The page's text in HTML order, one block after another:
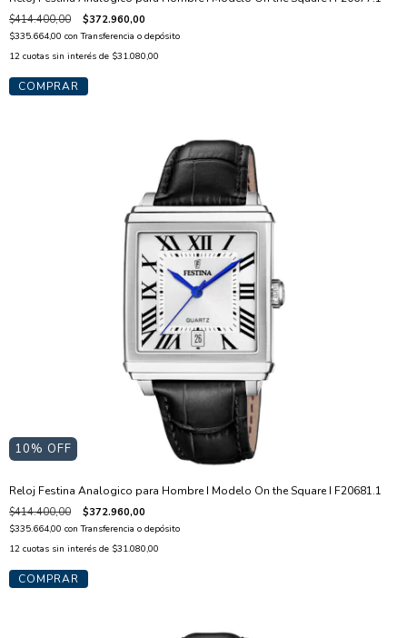
$414.400,00 $372.960,00
$335.664,00 con Transferencia o depósito
12 cuotas sin interés de $31.080,00
10% OFF
Reloj Festina Analogico para Hombre I Modelo On the Square I F20681.1
$414.400,00 $372.960,00
$335.664,00 con Transferencia o depósito
12 cuotas sin interés de $31.080,00